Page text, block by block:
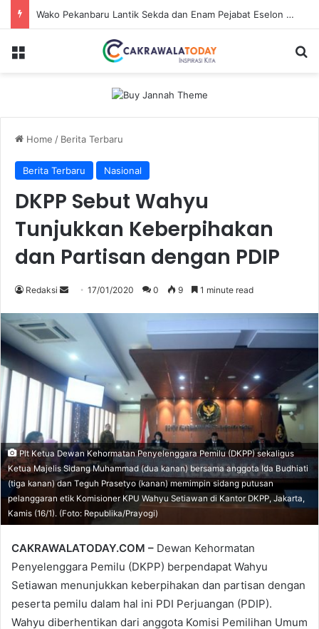
Wako Pekanbaru Lantik Sekda dan Enam Pejabat Eselon Lainnya
Menu
Home / Berita Terbaru
Berita Terbaru Nasional
DKPP Sebut Wahyu
Tunjukkan Keberpihakan
dan Partisan dengan PDIP
Redaksi
Send
email
17/01/2020 0 9 1 minute read
Plt Ketua Dewan Kehormatan Penyelenggara Pemilu (DKPP) sekaligus
Ketua Majelis Sidang Muhammad (dua kanan) bersama anggota Ida Budhiati
(tiga kanan) dan Teguh Prasetyo (kanan) memimpin sidang putusan
pelanggaran etik Komisioner KPU Wahyu Setiawan di Kantor DKPP, Jakarta,
Kamis (16/1). (Foto: Republika/Prayogi)
CAKRAWALATODAY.COM – Dewan Kehormatan
Penyelenggara Pemilu (DKPP) berpendapat Wahyu
Setiawan menunjukkan keberpihakan dan partisan dengan
peserta pemilu dalam hal ini PDI Perjuangan (PDIP).
Wahyu diberhentikan dari anggota Komisi Pemilihan Umum